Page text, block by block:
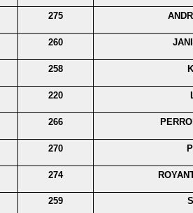
275
260
258
220
266
270
274
259